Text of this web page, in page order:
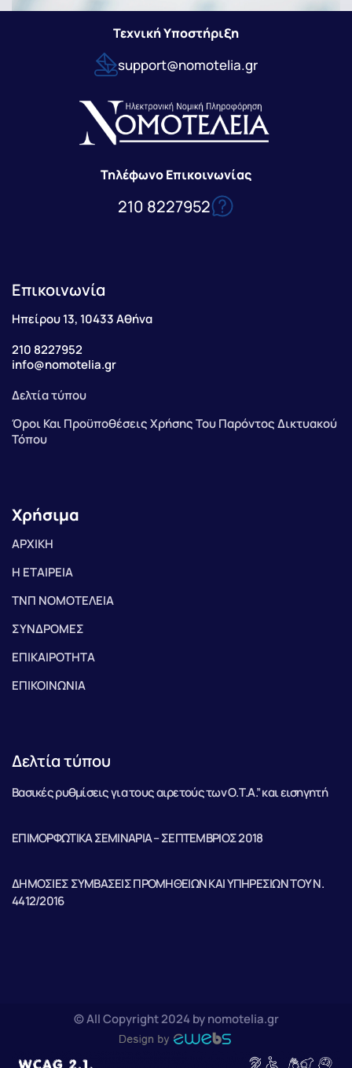
Τεχνική Υποστήριξη
support@nomotelia.gr
Τηλέφωνο Επικοινωνίας
210 8227952
Επικοινωνία
Ηπείρου 13, 10433 Αθήνα
210 8227952
info@nomotelia.gr
Δελτία τύπου
Όροι Και Προϋποθέσεις Χρήσης Του Παρόντος Δικτυακού
Τόπου
Χρήσιμα
ΑΡΧΙΚΗ
Η ΕΤΑΙΡΕΙΑ
ΤΝΠ ΝΟΜΟΤΕΛΕΙΑ
ΣΥΝΔΡΟΜΕΣ
ΕΠΙΚΑΙΡΟΤΗΤΑ
ΕΠΙΚΟΙΝΩΝΙΑ
Δελτία τύπου
Βασικές ρυθμίσεις για τους αιρετούς των Ο.Τ.Α.” και εισηγητή
ΕΠΙΜΟΡΦΩΤΙΚΑ ΣΕΜΙΝΑΡΙΑ – ΣΕΠΤΕΜΒΡΙΟΣ 2018
ΔΗΜΟΣΙΕΣ ΣΥΜΒΑΣΕΙΣ ΠΡΟΜΗΘΕΙΩΝ ΚΑΙ ΥΠΗΡΕΣΙΩΝ ΤΟΥ Ν.
4412/2016
© All Copyright 2024 by nomotelia.gr